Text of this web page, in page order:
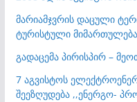
მარიამჯვრის დაცული
ტურისტული მიმართულება
გადაცემა პირისპირ –
7 აგვისტოს
შეეზღუდება ,,ენერგო-